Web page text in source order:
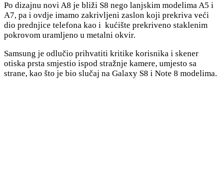
Po dizajnu novi A8 je bliži S8 nego lanjskim modelima A5 i
A7, pa i ovdje imamo zakrivljeni zaslon koji prekriva veći
dio prednjice telefona kao i kućište prekriveno staklenim
pokrovom uramljeno u metalni okvir.
Samsung je odlučio prihvatiti kritike korisnika i skener
otiska prsta smjestio ispod stražnje kamere, umjesto sa
strane, kao što je bio slučaj na Galaxy S8 i Note 8 modelima.